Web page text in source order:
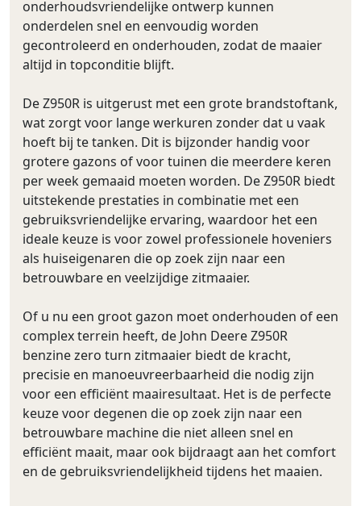
onderhoudsvriendelijke ontwerp kunnen
onderdelen snel en eenvoudig worden
gecontroleerd en onderhouden, zodat de maaier
altijd in topconditie blijft.
De Z950R is uitgerust met een grote brandstoftank,
wat zorgt voor lange werkuren zonder dat u vaak
hoeft bij te tanken. Dit is bijzonder handig voor
grotere gazons of voor tuinen die meerdere keren
per week gemaaid moeten worden. De Z950R biedt
uitstekende prestaties in combinatie met een
gebruiksvriendelijke ervaring, waardoor het een
ideale keuze is voor zowel professionele hoveniers
als huiseigenaren die op zoek zijn naar een
betrouwbare en veelzijdige zitmaaier.
Of u nu een groot gazon moet onderhouden of een
complex terrein heeft, de John Deere Z950R
benzine zero turn zitmaaier biedt de kracht,
precisie en manoeuvreerbaarheid die nodig zijn
voor een efficiënt maairesultaat. Het is de perfecte
keuze voor degenen die op zoek zijn naar een
betrouwbare machine die niet alleen snel en
efficiënt maait, maar ook bijdraagt aan het comfort
en de gebruiksvriendelijkheid tijdens het maaien.